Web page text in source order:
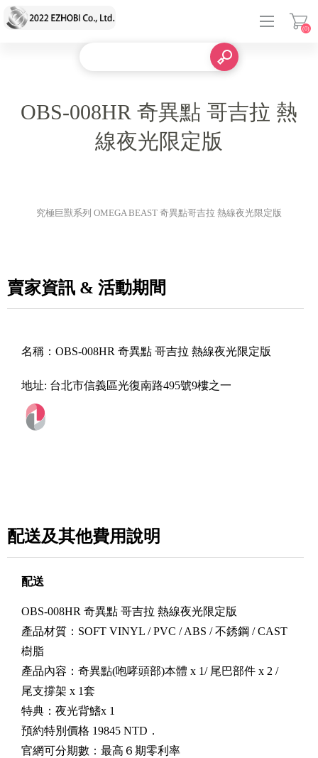
(0)
OBS-008HR 奇異點 哥吉拉 熱
線夜光限定版
究極巨獸系列 OMEGA BEAST 奇異點哥吉拉 熱線夜光限定版
賣家資訊 & 活動期間
名稱： OBS-008HR 奇異點 哥吉拉 熱線夜光限定版
地址: 台北市信義區光復南路495號9樓之一
配送及其他費用說明
配送
OBS-008HR 奇異點 哥吉拉 熱線夜光限定版
產品材質：SOFT VINYL / PVC / ABS / 不銹鋼 / CAST
樹脂
產品內容：奇異點(咆哮頭部)本體 x 1/ 尾巴部件 x 2 /
尾支撐架 x 1套
特典：夜光背鰭x 1
預約特別價格 19845 NTD．
官網可分期數：最高６期零利率